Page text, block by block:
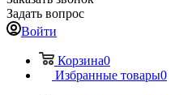
Задать вопрос
Войти
Корзина0
Избранные товары0